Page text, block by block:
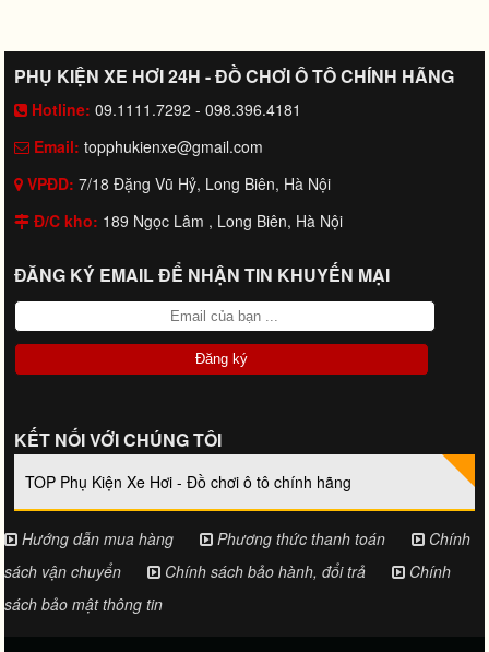
PHỤ KIỆN XE HƠI 24H - ĐỒ CHƠI Ô TÔ CHÍNH HÃNG
Hotline:09.1111.7292 - 098.396.4181
Email:topphukienxe@gmail.com
VPĐD:7/18 Đặng Vũ Hỷ, Long Biên, Hà Nội
Đ/C kho: 189 Ngọc Lâm , Long Biên, Hà Nội
ĐĂNG KÝ EMAIL ĐỂ NHẬN TIN KHUYẾN MẠI
KẾT NỐI VỚI CHÚNG TÔI
TOP Phụ Kiện Xe Hơi - Đồ chơi ô tô chính hãng
Hướng dẫn mua hàng Phương thức thanh toán
Chính
sách vận chuyển
Chính sách bảo hành, đổi trả
Chính
sách bảo mật thông tin